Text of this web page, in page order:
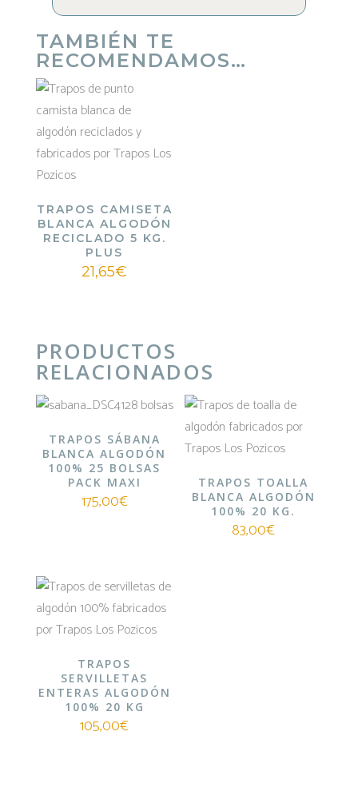
TAMBIÉN TE
RECOMENDAMOS…
TRAPOS CAMISETA
BLANCA ALGODÓN
RECICLADO 5 KG.
PLUS
21,65€
PRODUCTOS
RELACIONADOS
TRAPOS SÁBANA
BLANCA ALGODÓN
100% 25 BOLSAS
PACK MAXI
175,00€
TRAPOS TOALLA
BLANCA ALGODÓN
100% 20 KG.
83,00€
TRAPOS
SERVILLETAS
ENTERAS ALGODÓN
100% 20 KG
105,00€